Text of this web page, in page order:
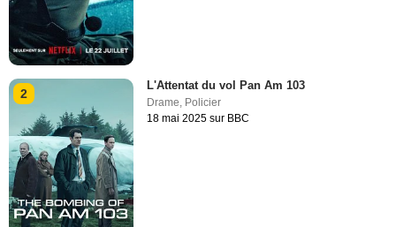
2
L'Attentat du vol Pan Am 103
Drame, Policier
18 mai 2025 sur BBC